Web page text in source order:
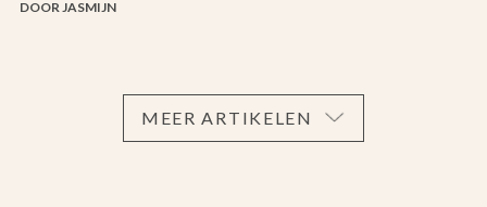
DOOR JASMIJN
MEER ARTIKELEN